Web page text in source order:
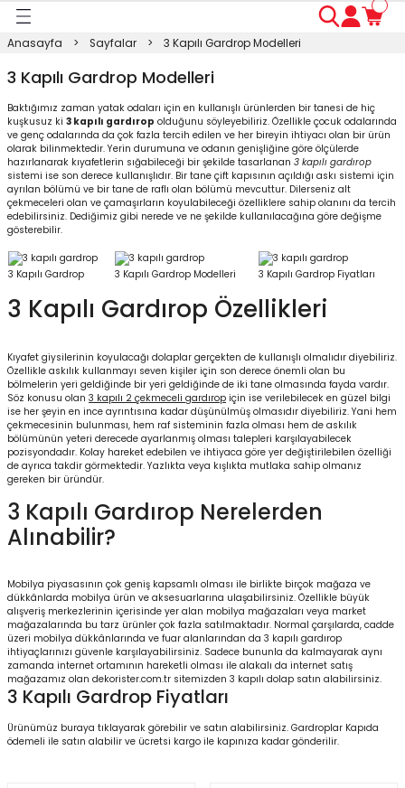
Masası
Dolabı
Anasayfa Sayfalar 3 Kapılı Gardrop Modelleri
3 Kapılı Gardrop Modelleri
Baktığımız zaman yatak odaları için en kullanışlı ürünlerden bir tanesi de hiç
kuşkusuz ki 3 kapılı gardırop olduğunu söyleyebiliriz. Özellikle çocuk odalarında
ve genç odalarında da çok fazla tercih edilen ve her bireyin ihtiyacı olan bir ürün
olarak bilinmektedir. Yerin durumuna ve odanın genişliğine göre ölçülerde
hazırlanarak kıyafetlerin sığabileceği bir şekilde tasarlanan 3 kapılı gardırop
sistemi ise son derece kullanışlıdır. Bir tane çift kapısının açıldığı askı sistemi için
ayrılan bölümü ve bir tane de raflı olan bölümü mevcuttur. Dilerseniz alt
çekmeceleri olan ve çamaşırların koyulabileceği özelliklere sahip olanını da tercih
edebilirsiniz. Dediğimiz gibi nerede ve ne şekilde kullanılacağına göre değişme
gösterebilir.
3 Kapılı Gardrop 3 Kapılı Gardrop Modelleri 3 Kapılı Gardrop Fiyatları
3 Kapılı Gardırop Özellikleri
Kıyafet giysilerinin koyulacağı dolaplar gerçekten de kullanışlı olmalıdır diyebiliriz.
Özellikle askılık kullanmayı seven kişiler için son derece önemli olan bu
bölmelerin yeri geldiğinde bir yeri geldiğinde de iki tane olmasında fayda vardır.
Söz konusu olan 3 kapılı 2 çekmeceli gardırop için ise verilebilecek en güzel bilgi
ise her şeyin en ince ayrıntısına kadar düşünülmüş olmasıdır diyebiliriz. Yani hem
çekmecesinin bulunması, hem raf sisteminin fazla olması hem de askılık
bölümünün yeteri derecede ayarlanmış olması talepleri karşılayabilecek
pozisyondadır. Kolay hareket edebilen ve ihtiyaca göre yer değiştirilebilen özelliği
de ayrıca takdir görmektedir. Yazlıkta veya kışlıkta mutlaka sahip olmanız
gereken bir üründür.
3 Kapılı Gardırop Nerelerden
Alınabilir?
Mobilya piyasasının çok geniş kapsamlı olması ile birlikte birçok mağaza ve
dükkânlarda mobilya ürün ve aksesuarlarına ulaşabilirsiniz. Özellikle büyük
alışveriş merkezlerinin içerisinde yer alan mobilya mağazaları veya market
mağazalarında bu tarz ürünler çok fazla satılmaktadır. Normal çarşılarda, cadde
üzeri mobilya dükkânlarında ve fuar alanlarından da 3 kapılı gardırop
ihtiyaçlarınızı güvenle karşılayabilirsiniz. Sadece bununla da kalmayarak aynı
zamanda internet ortamının hareketli olması ile alakalı da internet satış
mağazamız olan dekorister.com.tr sitemizden 3 kapılı dolap satın alabilirsiniz.
3 Kapılı Gardrop Fiyatları
Ürünümüz buraya tıklayarak görebilir ve satın alabilirsiniz. Gardroplar Kapıda
ödemeli ile satın alabilir ve ücretsi kargo ile kapınıza kadar gönderilir.